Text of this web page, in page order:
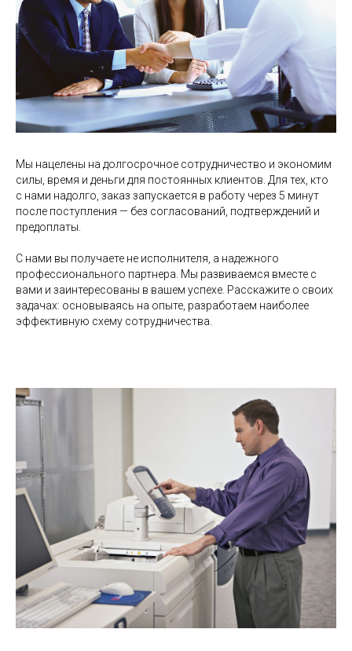
Мы нацелены на долгосрочное сотрудничество и экономим
силы, время и деньги для постоянных клиентов. Для тех, кто
с нами надолго, заказ запускается в работу через 5 минут
после поступления — без согласований, подтверждений и
предоплаты.
С нами вы получаете не исполнителя, а надежного
профессионального партнера. Мы развиваемся вместе с
вами и заинтересованы в вашем успехе. Расскажите о своих
задачах: основываясь на опыте, разработаем наиболее
эффективную схему сотрудничества.